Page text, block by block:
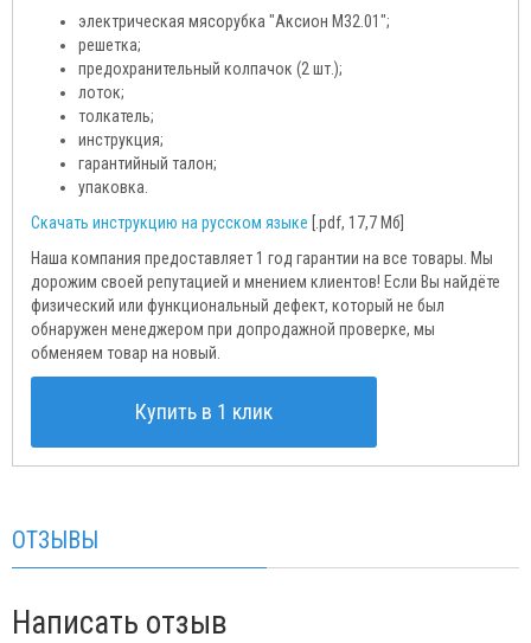
электрическая мясорубка "Аксион М32.01";
решетка;
предохранительный колпачок (2 шт.);
лоток;
толкатель;
инструкция;
гарантийный талон;
упаковка.
Скачать инструкцию на русском языке [.pdf, 17,7 Мб]
Наша компания предоставляет 1 год гарантии на все товары. Мы
дорожим своей репутацией и мнением клиентов! Если Вы найдёте
физический или функциональный дефект, который не был
обнаружен менеджером при допродажной проверке, мы
обменяем товар на новый.
Купить в 1 клик
ОТЗЫВЫ
Написать отзыв